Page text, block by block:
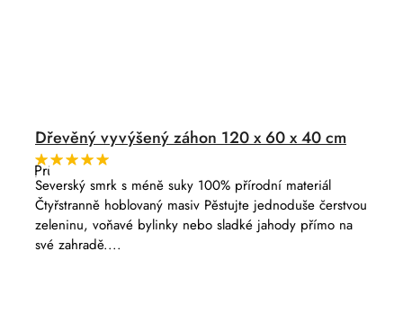
Dřevěný vyvýšený záhon 120 x 60 x 40 cm
Průměrné
hodnocení
produktu
je
5,0
z
5
Severský smrk s méně suky 100% přírodní materiál
Čtyřstranně hoblovaný masiv Pěstujte jednoduše čerstvou
zeleninu, voňavé bylinky nebo sladké jahody přímo na
své zahradě....